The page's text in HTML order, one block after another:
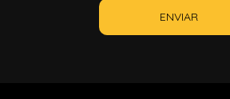
ENVIAR